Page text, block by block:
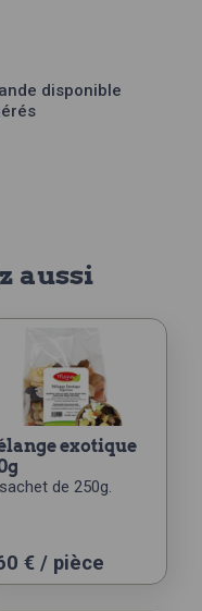
disponible
aussi
de 250g.
€ / pièce